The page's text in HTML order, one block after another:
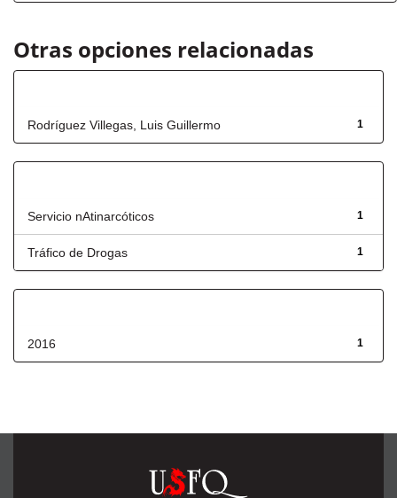
Otras opciones relacionadas
1
Rodríguez Villegas, Luis Guillermo
1
Servicio nAtinarcóticos
1
Tráfico de Drogas
1
2016